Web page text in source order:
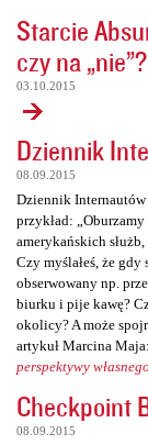
Starcie
czy na „nie”?
03.10.2015
Dziennik
08.09.2015
Dziennik Internautów
przykład:
amerykańskich
Czy myślałeś, że
obserwowany np.
biurku i pije kawę?
okolicy? A może
artykuł Marcina Maja:
perspektywy
Checkpoint
08.09.2015